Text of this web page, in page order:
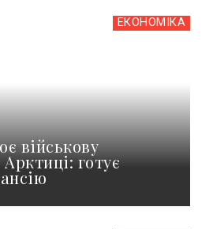
ЕКОНОМІКА
військову
готує